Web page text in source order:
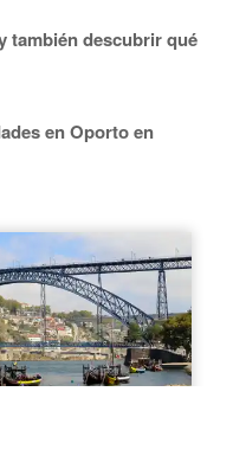
también descubrir qué
en Oporto en